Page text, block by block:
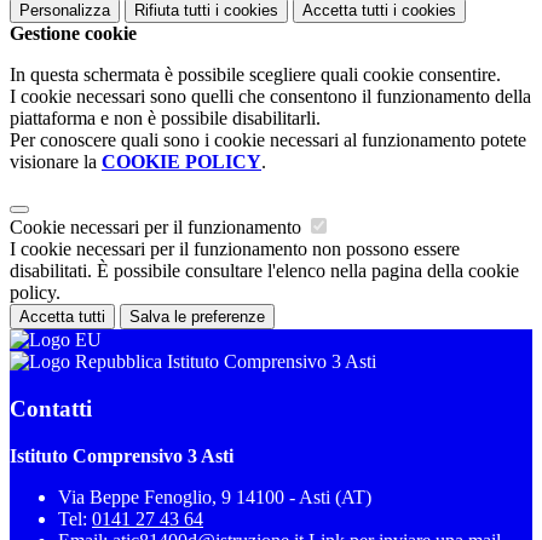
Personalizza Rifiuta tutti i cookies Accetta tutti i cookies
Gestione cookie
In questa schermata è possibile scegliere quali cookie consentire.
I cookie necessari sono quelli che consentono il funzionamento della
piattaforma e non è possibile disabilitarli.
Per conoscere quali sono i cookie necessari al funzionamento potete
visionare la COOKIE POLICY.
Cookie necessari per il funzionamento
I cookie necessari per il funzionamento non possono essere
disabilitati. È possibile consultare l'elenco nella pagina della cookie
policy.
Accetta tutti Salva le preferenze
Istituto Comprensivo 3 Asti
Contatti
Istituto Comprensivo 3 Asti
Via Beppe Fenoglio, 9 14100 - Asti (AT)
Tel: 0141 27 43 64